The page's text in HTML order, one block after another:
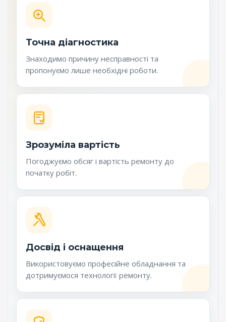
Точна діагностика
Знаходимо причину несправності та
пропонуємо лише необхідні роботи.
Зрозуміла вартість
Погоджуємо обсяг і вартість ремонту до
початку робіт.
Досвід і оснащення
Використовуємо професійне обладнання та
дотримуємося технології ремонту.